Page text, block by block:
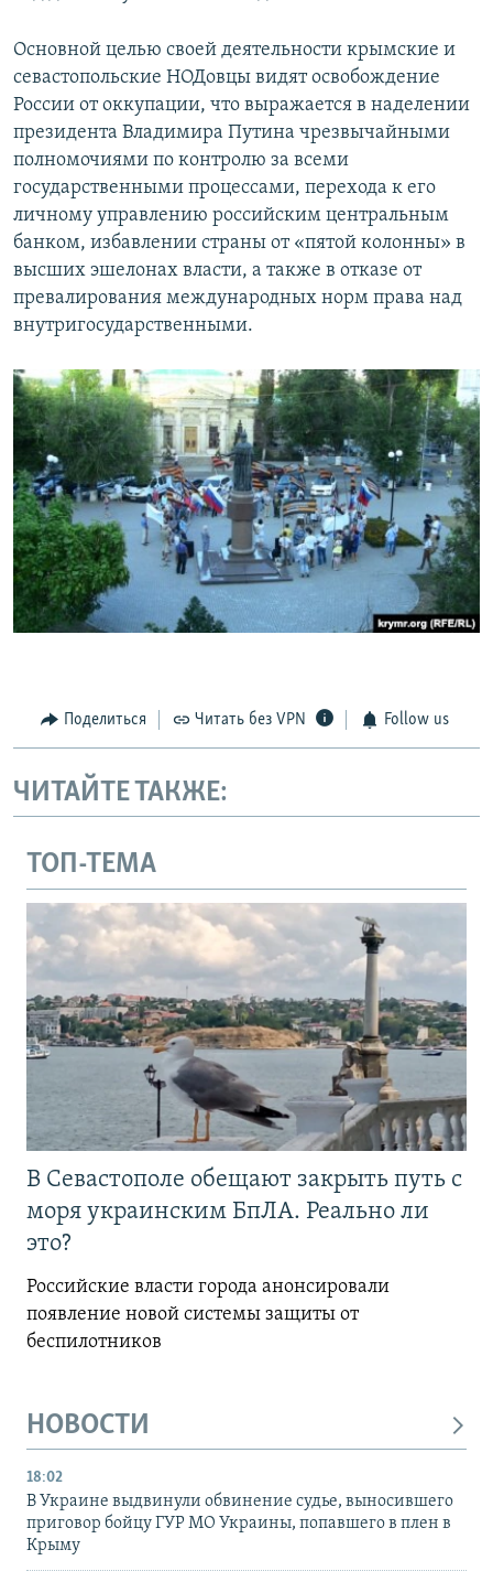
Основной целью своей деятельности крымские и
севастопольские НОДовцы видят освобождение
России от оккупации, что выражается в наделении
президента Владимира Путина чрезвычайными
полномочиями по контролю за всеми
государственными процессами, перехода к его
личному управлению российским центральным
банком, избавлении страны от «пятой колонны» в
высших эшелонах власти, а также в отказе от
превалирования международных норм права над
внутригосударственными.
Поделиться Читать без VPN Follow us
ЧИТАЙТЕ ТАКЖЕ:
ТОП-ТЕМА
В Севастополе обещают закрыть путь с
моря украинским БпЛА. Реально ли
это?
Российские власти города анонсировали
появление новой системы защиты от
беспилотников
НОВОСТИ
18:02
В Украине выдвинули обвинение судье, выносившего
приговор бойцу ГУР МО Украины, попавшего в плен в
Крыму